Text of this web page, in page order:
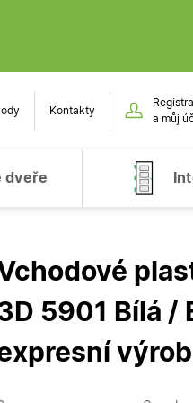
Kontakty
a můj
dveře
5901 Bílá /